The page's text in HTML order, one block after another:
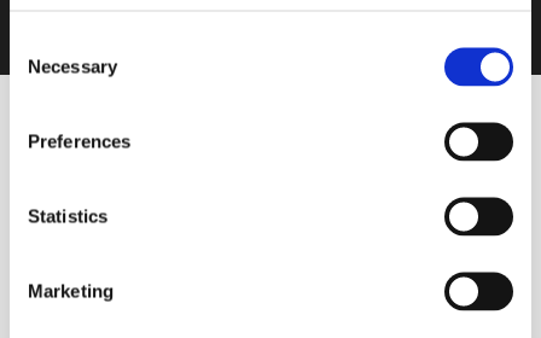
Selection
Necessary
Preferences
Statistics
Marketing